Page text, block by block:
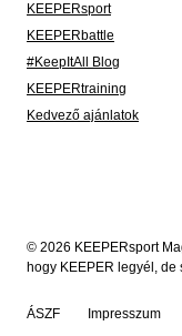
KEEPERsport
KEEPERbattle
#KeepItAll Blog
KEEPERtraining
Kedvező ajánlatok
© 2026 KEEPERsport
hogy KEEPER legyél, de
ÁSZF Impresszum